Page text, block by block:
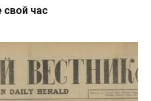
свой час